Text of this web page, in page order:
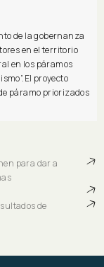
de la gobernanza
en el territorio
en los páramos
proyecto
páramo priorizados
para dar a
de